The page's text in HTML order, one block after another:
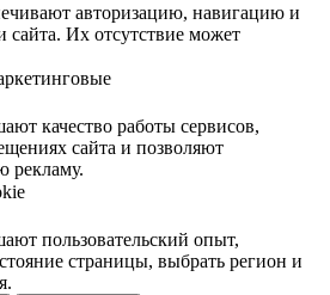
авторизацию, навигацию и
Их отсутствие может
качество работы сервисов,
сайта и позволяют
рекламу.
пользовательский опыт,
страницы, выбрать регион и